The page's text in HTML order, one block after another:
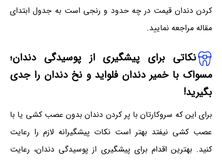
کردن دندان قیمت در چه حدود و رنجی است به جدول ابتدای
مقاله مراجعه نمایید.
نکاتی برای پیشگیری از پوسیدگی دندان؛
مسواک با خمیر دندان فلواید و نخ دندان را جدی
بگیرید!
برای این که سروکارتان با پر کردن دندان بدون عصب کشی یا با
عصب کشی نیفتد بهتر است نکات پیشگیرانه لازم را رعایت
کنید. بهترین اقدام برای پیشگیری از پوسیدگی دندان، رعایت